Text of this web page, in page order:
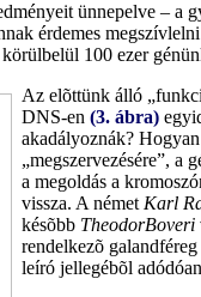
ünnepelve – a
érdemes megszívlelni
100 ezer
Az elõttünk álló
DNS-en (3. ábra)
akadályoznák?
„megszervezésére”, a
a megoldás a
vissza. A német Karl
késõbb TheodorBoveri
rendelkezõ
leíró jellegébõl